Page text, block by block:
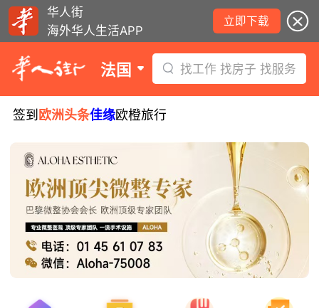
华人街
海外华人生活APP
立即下载
法国 找工作 找房子 找服务
签到 欧洲头条佳缘欧橙旅行